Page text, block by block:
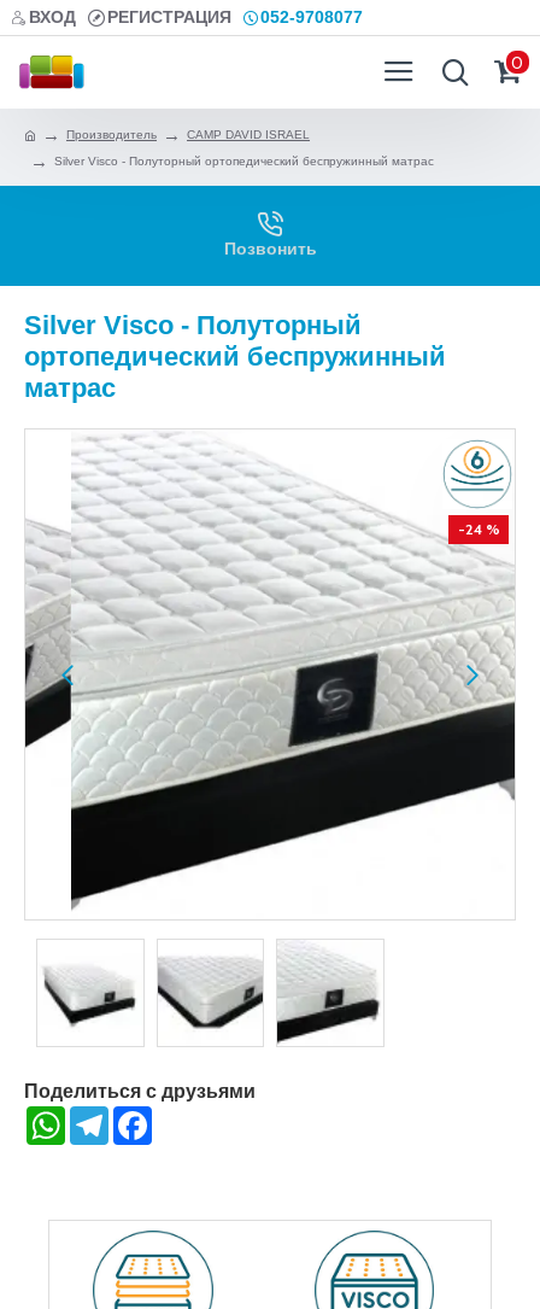
ВХОД РЕГИСТРАЦИЯ 052-9708077
0
Производитель
CAMP DAVID ISRAEL
Silver Visco - Полуторный ортопедический беспружинный матрас
Позвонить
Silver Visco - Полуторный
ортопедический беспружинный
матрас
-24 %
Поделиться с друзьями
WhatsAppTelegram